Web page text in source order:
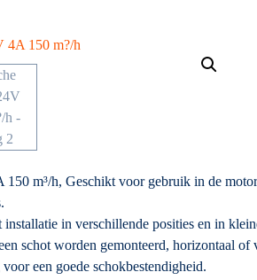
m³/h, Geschikt voor gebruik in de
in verschillende posities en in
schot worden gemonteerd, horizontaal of
een goede schokbestendigheid.